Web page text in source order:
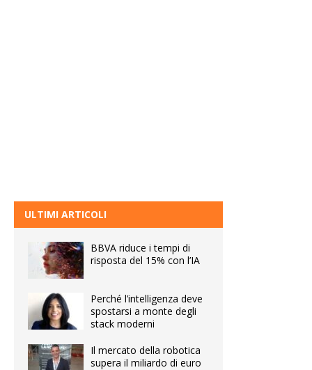
ULTIMI ARTICOLI
BBVA riduce i tempi di
risposta del 15% con l’IA
Perché l’intelligenza deve
spostarsi a monte degli
stack moderni
Il mercato della robotica
supera il miliardo di euro